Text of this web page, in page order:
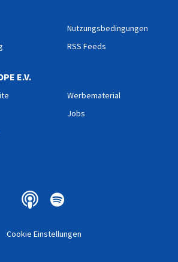
Nutzungsbedingungen
RSS Feeds
E.V.
Werbematerial
Jobs
Cookie Einstellungen